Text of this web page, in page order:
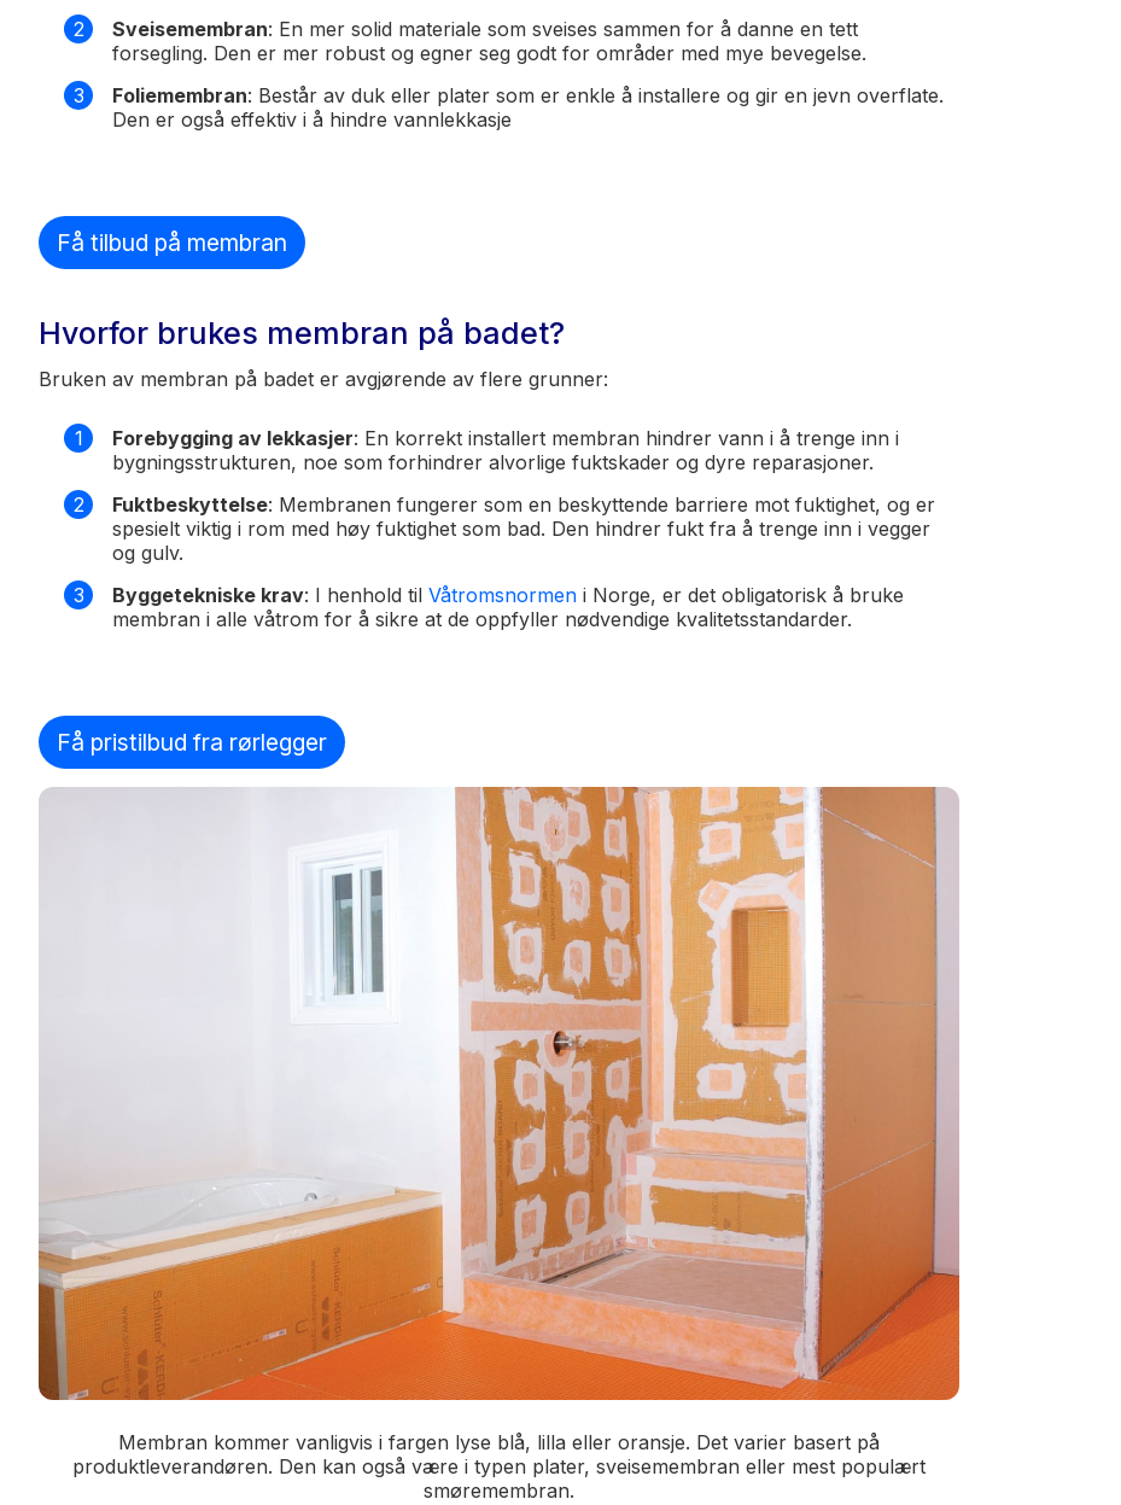
Sveisemembran: En mer solid materiale som sveises sammen for å danne en tett
forsegling. Den er mer robust og egner seg godt for områder med mye bevegelse.
Foliemembran: Består av duk eller plater som er enkle å installere og gir en jevn overflate.
Den er også effektiv i å hindre vannlekkasje
Få tilbud på membran
Hvorfor brukes membran på badet?
Bruken av membran på badet er avgjørende av flere grunner:
Forebygging av lekkasjer: En korrekt installert membran hindrer vann i å trenge inn i
bygningsstrukturen, noe som forhindrer alvorlige fuktskader og dyre reparasjoner.
Fuktbeskyttelse: Membranen fungerer som en beskyttende barriere mot fuktighet, og er
spesielt viktig i rom med høy fuktighet som bad. Den hindrer fukt fra å trenge inn i vegger
og gulv.
Byggetekniske krav: I henhold til Våtromsnormen i Norge, er det obligatorisk å bruke
membran i alle våtrom for å sikre at de oppfyller nødvendige kvalitetsstandarder.
Få pristilbud fra rørlegger
Membran kommer vanligvis i fargen lyse blå, lilla eller oransje. Det varier basert på
produktleverandøren. Den kan også være i typen plater, sveisemembran eller mest populært
smøremembran.